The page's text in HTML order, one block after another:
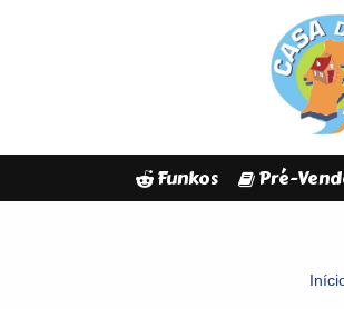
conteúdo
Funkos Pré-